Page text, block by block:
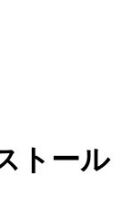
トール